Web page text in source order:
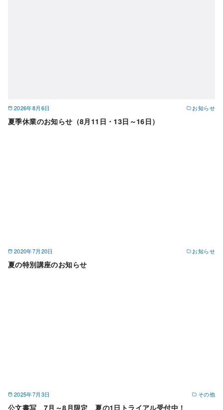
2026年8月6日 お知らせ
夏季休業のお知らせ（8月11日・13日～16日）
2020年7月20日 お知らせ
夏の特別講座のお知らせ
2025年7月3日 その他
公文書写 7月～8月限定 夏の1日トライアル受付中！